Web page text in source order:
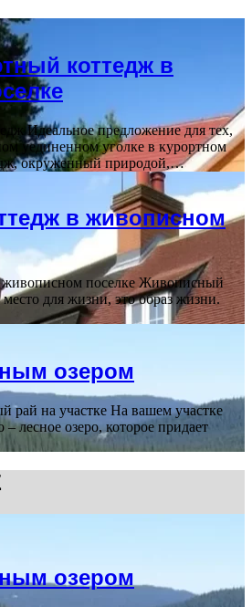
коттедж в
Идеальное предложение для тех,
уединенном уголке в курортном
окруженный природой,…
в живописном
поселке Живописный
место для жизни, это образ жизни.
озером
рай на участке На вашем участке
– лесное озеро, которое придает
озером